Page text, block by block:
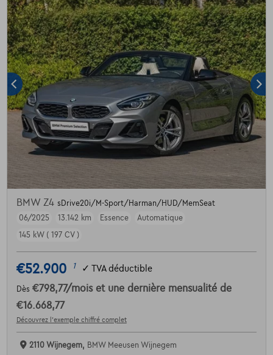
BMW Z4 sDrive20i/M-Sport/Harman/HUD/MemSeat
06/2025
13.142 km Essence
Automatique
145 kW ( 197 CV )
€52.900 1 ✓ TVA déductible
Dès €798,77/mois et une dernière mensualité de
€16.668,77
Découvrez l’exemple chiffré complet
2110 Wijnegem, BMW Meeusen Wijnegem